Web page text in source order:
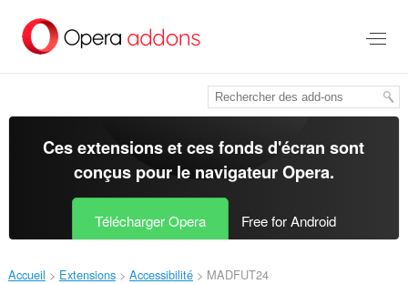
contenu
Ces extensions et ces fonds d'écran sont
conçus pour le navigateur Opera.
Télécharger Opera Free for Android
Accueil Extensions Accessibilité MADFUT24‎